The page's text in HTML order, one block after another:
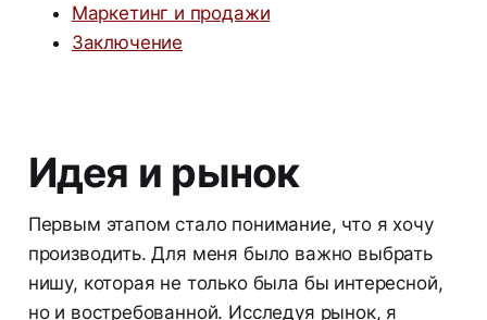
Маркетинг и продажи
Заключение
Идея и рынок
Первым этапом стало понимание, что я хочу
производить. Для меня было важно выбрать
нишу, которая не только была бы интересной,
но и востребованной. Исследуя рынок, я